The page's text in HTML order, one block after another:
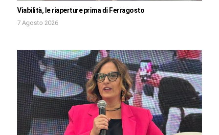
Viabilità, le riaperture prima di Ferragosto
7 Agosto 2026